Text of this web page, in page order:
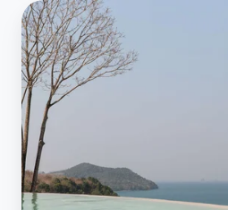
What
Is
an
Infinity
Pool?
Cost,
Design
and